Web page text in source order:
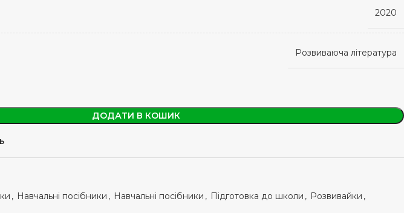
2020
Розвиваюча література
ДОДАТИ В КОШИК
, Навчальні посібники , Навчальні посібники , Підготовка до школи , Розвивайки ,